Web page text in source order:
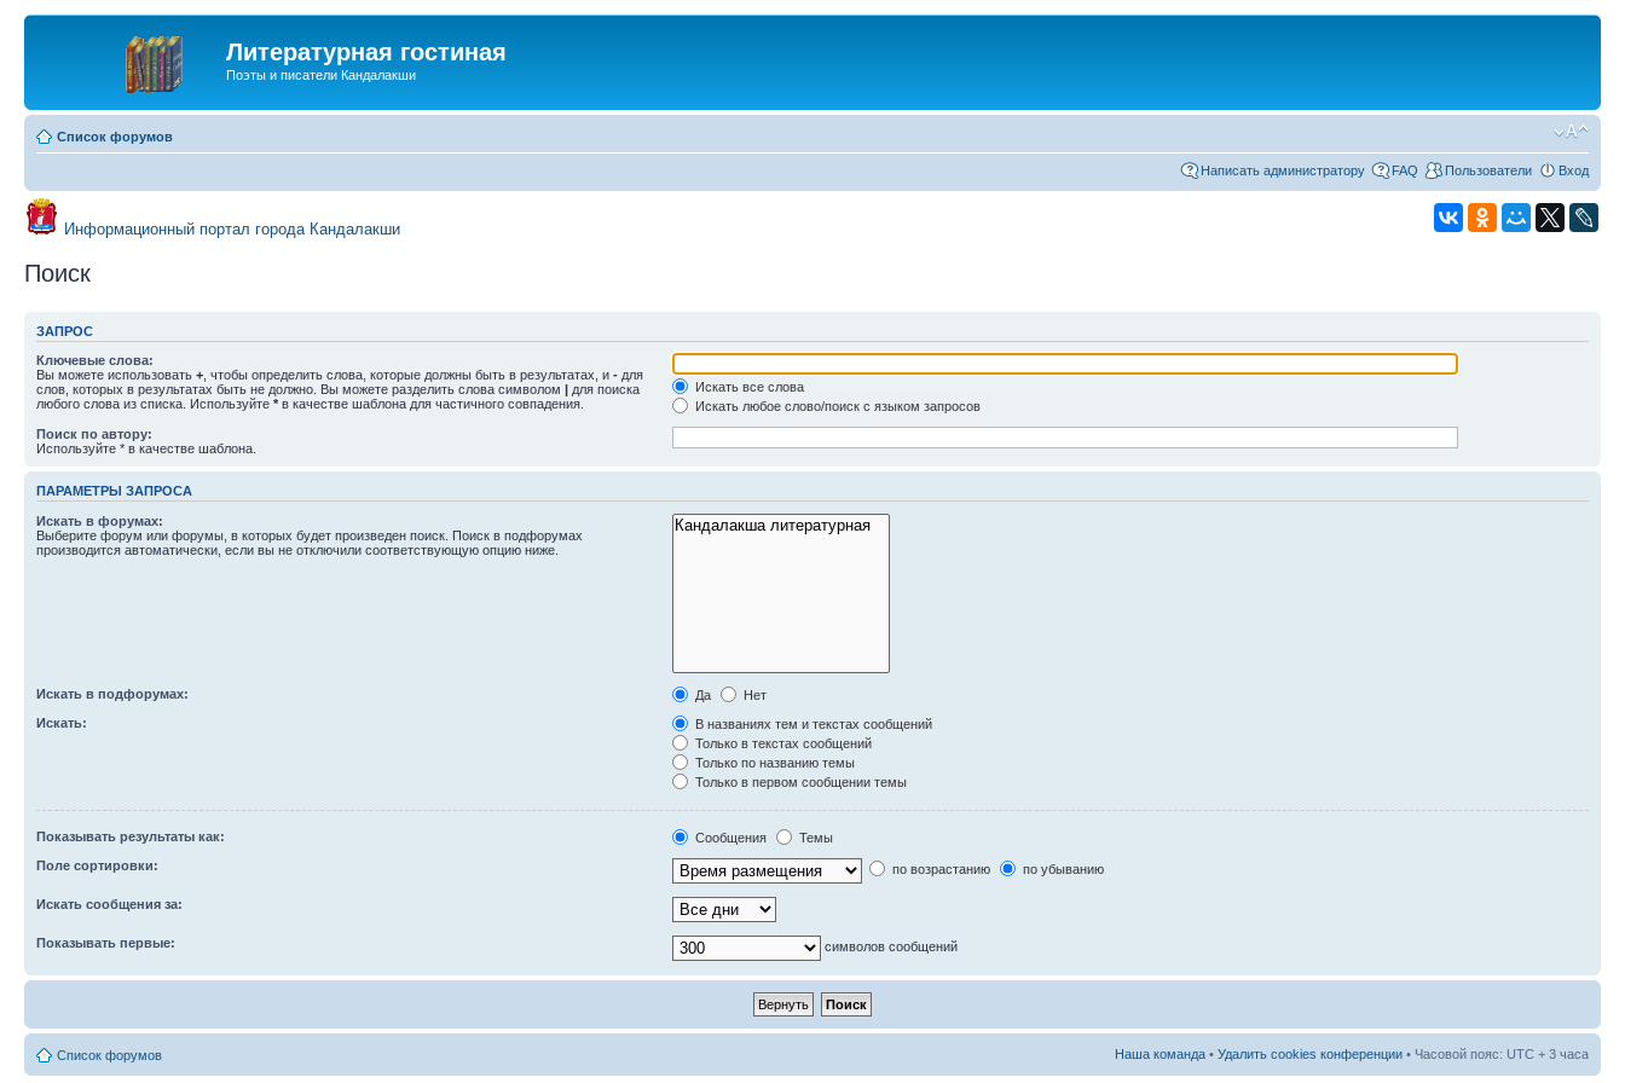
Литературная гостиная
Поэты и писатели Кандалакши
Список форумов
Написать администратору FAQ Пользователи Вход
Информационный портал города Кандалакши
Поиск
ЗАПРОС
Ключевые слова:
Вы можете использовать + , чтобы определить слова, которые должны быть в результатах, и - для
слов, которых в результатах быть не должно. Вы можете разделить слова символом | для поиска
любого слова из списка. Используйте * в качестве шаблона для частичного совпадения.
Искать все слова
Искать любое слово/поиск с языком запросов
Поиск по автору:
Используйте * в качестве шаблона.
ПАРАМЕТРЫ ЗАПРОСА
Искать в форумах:
Выберите форум или форумы, в которых будет произведен поиск. Поиск в подфорумах
производится автоматически, если вы не отключили соответствующую опцию ниже.
Искать в подфорумах: Да
Нет
Искать:
В названиях тем и текстах сообщений
Только в текстах сообщений
Только по названию темы
Только в первом сообщении темы
Показывать результаты как: Сообщения
Темы
Поле сортировки:
по возрастанию по убыванию
Искать сообщения за:
Показывать первые: символов сообщений
Список форумов Наша команда • Удалить cookies конференции • Часовой пояс: UTC + 3 часа